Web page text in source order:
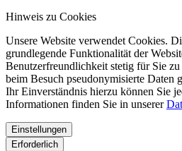
Hinweis zu Cookies
Unsere Website verwendet Cookies.
grundlegende Funktionalität der
Benutzerfreundlichkeit stetig für Sie
beim Besuch pseudonymisierte Daten
Ihr Einverständnis hierzu können Sie
Informationen finden Sie in unserer
Einstellungen
Erforderlich